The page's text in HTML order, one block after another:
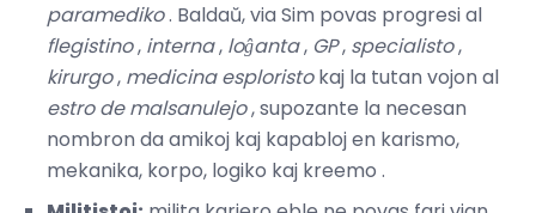
paramediko. Baldaŭ, via Sim povas progresi al
flegistino, interna, loĝanta, GP, specialisto,
kirurgo, medicina esploristokaj la tutan vojon al
estro de malsanulejo, supozante la necesan
nombron da amikoj kaj kapabloj en karismo,
mekanika, korpo, logiko kaj kreemo .